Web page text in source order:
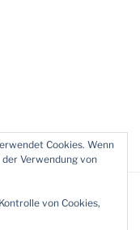
Cookies. Wenn
Verwendung von
von Cookies,